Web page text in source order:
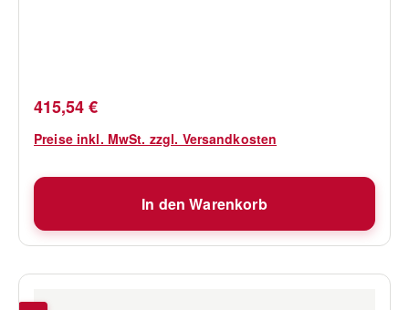
Regulärer Preis:
415,54 €
Preise inkl. MwSt. zzgl. Versandkosten
In den Warenkorb